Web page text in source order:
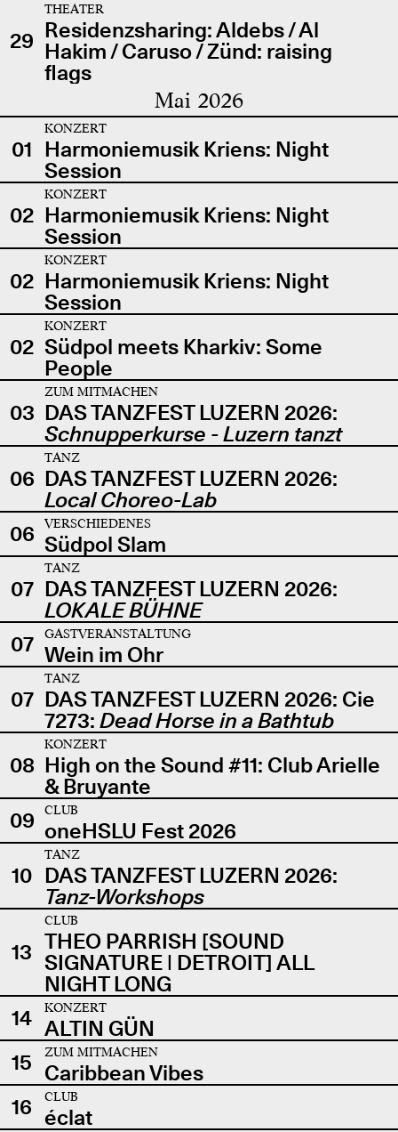
29
THEATER
Residenzsharing: Aldebs / Al
Hakim / Caruso / Zünd: raising
flags
Mai 2026
01
KONZERT
Harmoniemusik Kriens: Night
Session
02
KONZERT
Harmoniemusik Kriens: Night
Session
02
KONZERT
Harmoniemusik Kriens: Night
Session
02
KONZERT
Südpol meets Kharkiv: Some
People
03
ZUM MITMACHEN
DAS TANZFEST LUZERN 2026:
Schnupperkurse - Luzern tanzt
06
TANZ
DAS TANZFEST LUZERN 2026:
Local Choreo-Lab
06
VERSCHIEDENES
Südpol Slam
07
TANZ
DAS TANZFEST LUZERN 2026:
LOKALE BÜHNE
07
GASTVERANSTALTUNG
Wein im Ohr
07
TANZ
DAS TANZFEST LUZERN 2026: Cie
7273: Dead Horse in a Bathtub
08
KONZERT
High on the Sound #11: Club Arielle
& Bruyante
09
CLUB
oneHSLU Fest 2026
10
TANZ
DAS TANZFEST LUZERN 2026:
Tanz-Workshops
13
CLUB
THEO PARRISH [SOUND
SIGNATURE | DETROIT] ALL
NIGHT LONG
14
KONZERT
ALTIN GÜN
15
ZUM MITMACHEN
Caribbean Vibes
16
CLUB
éclat